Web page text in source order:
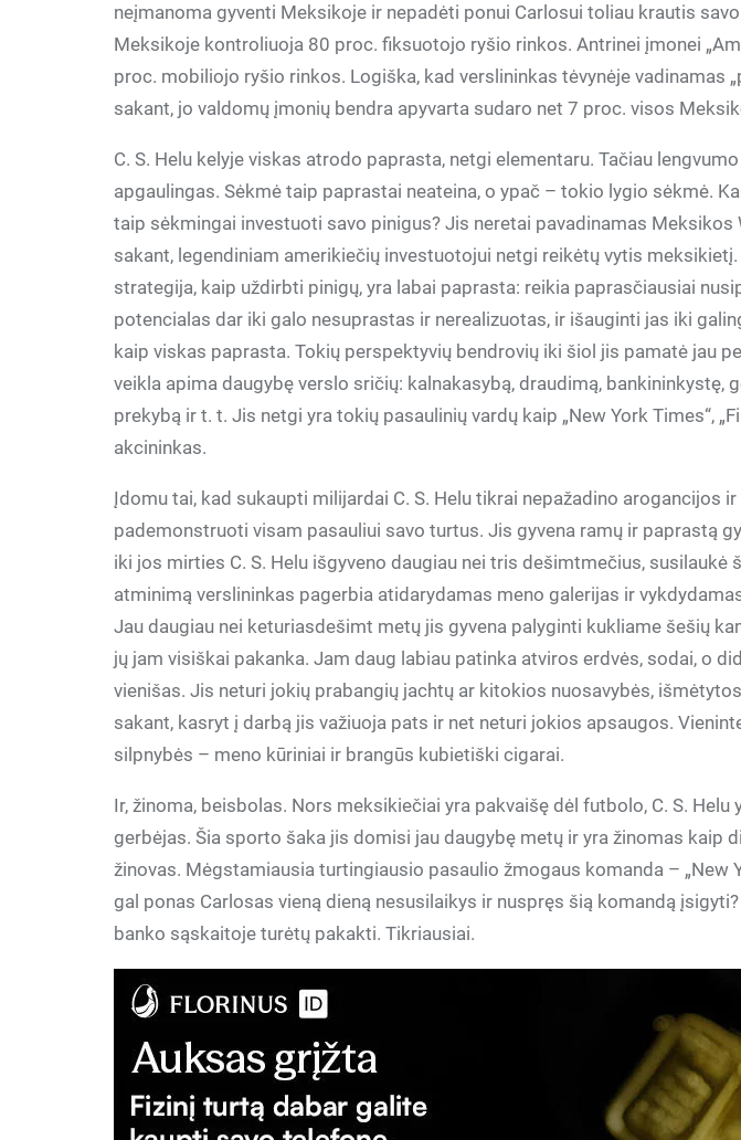
neįmanoma gyventi Meksikoje ir nepadėti ponui Carlosui toliau krautis
Meksikoje kontroliuoja 80 proc. fiksuotojo ryšio rinkos. Antrinei įmonei
proc. mobiliojo ryšio rinkos. Logiška, kad verslininkas tėvynėje vadinamas
sakant, jo valdomų įmonių bendra apyvarta sudaro net 7 proc. visos
C. S. Helu kelyje viskas atrodo paprasta, netgi elementaru. Tačiau
apgaulingas. Sėkmė taip paprastai neateina, o ypač – tokio lygio sėkmė.
taip sėkmingai investuoti savo pinigus? Jis neretai pavadinamas Meksikos
sakant, legendiniam amerikiečių investuotojui netgi reikėtų vytis
strategija, kaip uždirbti pinigų, yra labai paprasta: reikia paprasčiausiai
potencialas dar iki galo nesuprastas ir nerealizuotas, ir išauginti jas iki
kaip viskas paprasta. Tokių perspektyvių bendrovių iki šiol jis pamatė jau
veikla apima daugybę verslo sričių: kalnakasybą, draudimą, bankininkystę,
prekybą ir t. t. Jis netgi yra tokių pasaulinių vardų kaip „New York Times“,
akcininkas.
Įdomu tai, kad sukaupti milijardai C. S. Helu tikrai nepažadino arogancijos
pademonstruoti visam pasauliui savo turtus. Jis gyvena ramų ir paprastą
iki jos mirties C. S. Helu išgyveno daugiau nei tris dešimtmečius, susilaukė
atminimą verslininkas pagerbia atidarydamas meno galerijas ir
Jau daugiau nei keturiasdešimt metų jis gyvena palyginti kukliame šešių
jų jam visiškai pakanka. Jam daug labiau patinka atviros erdvės, sodai, o
vienišas. Jis neturi jokių prabangių jachtų ar kitokios nuosavybės,
sakant, kasryt į darbą jis važiuoja pats ir net neturi jokios apsaugos.
silpnybės – meno kūriniai ir brangūs kubietiški cigarai.
Ir, žinoma, beisbolas. Nors meksikiečiai yra pakvaišę dėl futbolo, C. S.
gerbėjas. Šia sporto šaka jis domisi jau daugybę metų ir yra žinomas kaip
žinovas. Mėgstamiausia turtingiausio pasaulio žmogaus komanda – „New
gal ponas Carlosas vieną dieną nesusilaikys ir nuspręs šią komandą
banko sąskaitoje turėtų pakakti. Tikriausiai.